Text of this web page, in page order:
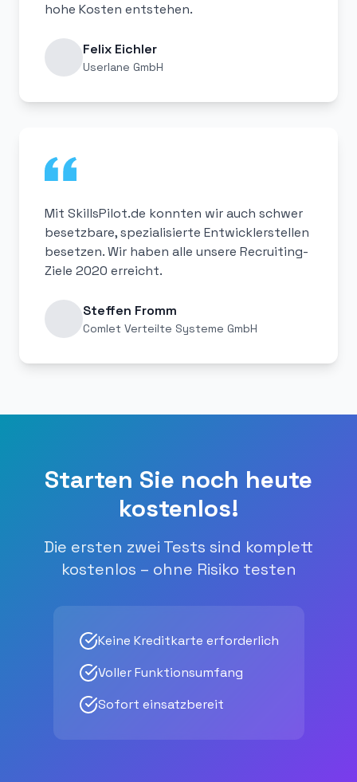
hohe Kosten entstehen.
Felix Eichler
Userlane GmbH
Mit SkillsPilot.de konnten wir auch schwer
besetzbare, spezialisierte Entwicklerstellen
besetzen. Wir haben alle unsere Recruiting-
Ziele 2020 erreicht.
Steffen Fromm
Comlet Verteilte Systeme GmbH
Starten Sie noch heute
kostenlos!
Die ersten zwei Tests sind komplett
kostenlos – ohne Risiko testen
Keine Kreditkarte erforderlich
Voller Funktionsumfang
Sofort einsatzbereit